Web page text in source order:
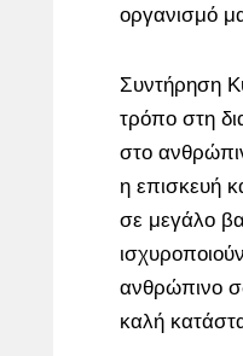
οργανισμό
Συντήρηση
τρόπο στη
στο
η επισκευή
σε μεγάλο
ανθρώπινο
καλή